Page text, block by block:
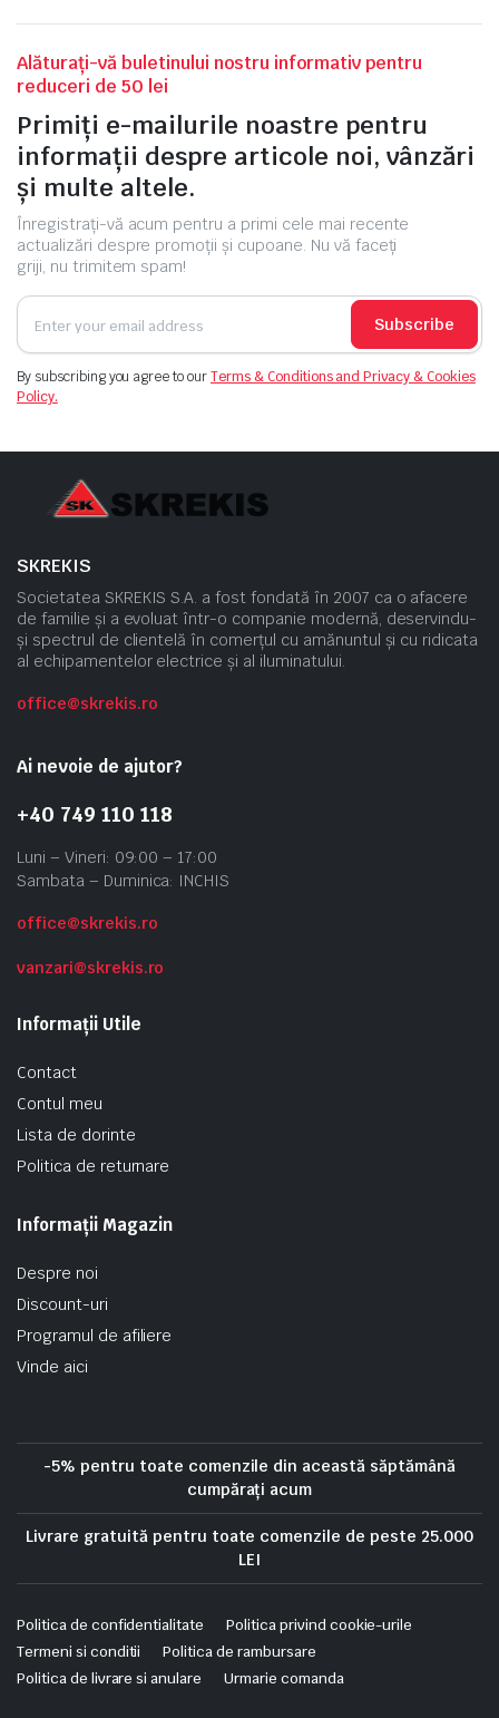
Alăturați-vă buletinului nostru informativ pentru
reduceri de 50 lei
Primiți e-mailurile noastre pentru
informații despre articole noi, vânzări
și multe altele.
Înregistrați-vă acum pentru a primi cele mai recente
actualizări despre promoții și cupoane. Nu vă faceți
griji, nu trimitem spam!
Subscribe
By subscribing you agree to ourTerms & Conditions and Privacy & Cookies
Policy.
SKREKIS
Societatea SKREKIS S.A. a fost fondată în 2007 ca o afacere
de familie și a evoluat într-o companie modernă, deservindu-
și spectrul de clientelă în comerțul cu amănuntul și cu ridicata
al echipamentelor electrice și al iluminatului.
office@skrekis.ro
Ai nevoie de ajutor?
+40 749 110 118
Luni – Vineri: 09:00 – 17:00
Sambata – Duminica: INCHIS
office@skrekis.ro
vanzari@skrekis.ro
Informații Utile
Contact
Contul meu
Lista de dorinte
Politica de returnare
Informații Magazin
Despre noi
Discount-uri
Programul de afiliere
Vinde aici
-5% pentru toate comenzile din această săptămână
cumpărați acum
Livrare gratuită pentru toate comenzile de peste 25.000
LEI
Politica de confidentialitate
Politica privind cookie-urile
Termeni si conditii
Politica de rambursare
Politica de livrare si anulare
Urmarie comanda